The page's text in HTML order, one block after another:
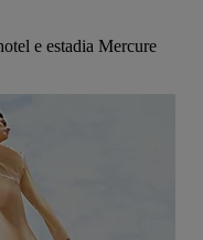
e estadia Mercure